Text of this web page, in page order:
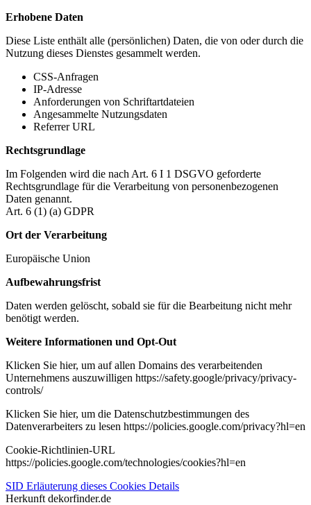
Erhobene Daten
Diese Liste enthält alle (persönlichen) Daten, die von oder durch die
Nutzung dieses Dienstes gesammelt werden.
CSS-Anfragen
IP-Adresse
Anforderungen von Schriftartdateien
Angesammelte Nutzungsdaten
Referrer URL
Rechtsgrundlage
Im Folgenden wird die nach Art. 6 I 1 DSGVO geforderte
Rechtsgrundlage für die Verarbeitung von personenbezogenen
Daten genannt.
Art. 6 (1) (a) GDPR
Ort der Verarbeitung
Europäische Union
Aufbewahrungsfrist
Daten werden gelöscht, sobald sie für die Bearbeitung nicht mehr
benötigt werden.
Weitere Informationen und Opt-Out
Klicken Sie hier, um auf allen Domains des verarbeitenden
Unternehmens auszuwilligen https://safety.google/privacy/privacy-
controls/
Klicken Sie hier, um die Datenschutzbestimmungen des
Datenverarbeiters zu lesen https://policies.google.com/privacy?hl=en
Cookie-Richtlinien-URL
https://policies.google.com/technologies/cookies?hl=en
SID Erläuterung dieses Cookies Details
Herkunft dekorfinder.de